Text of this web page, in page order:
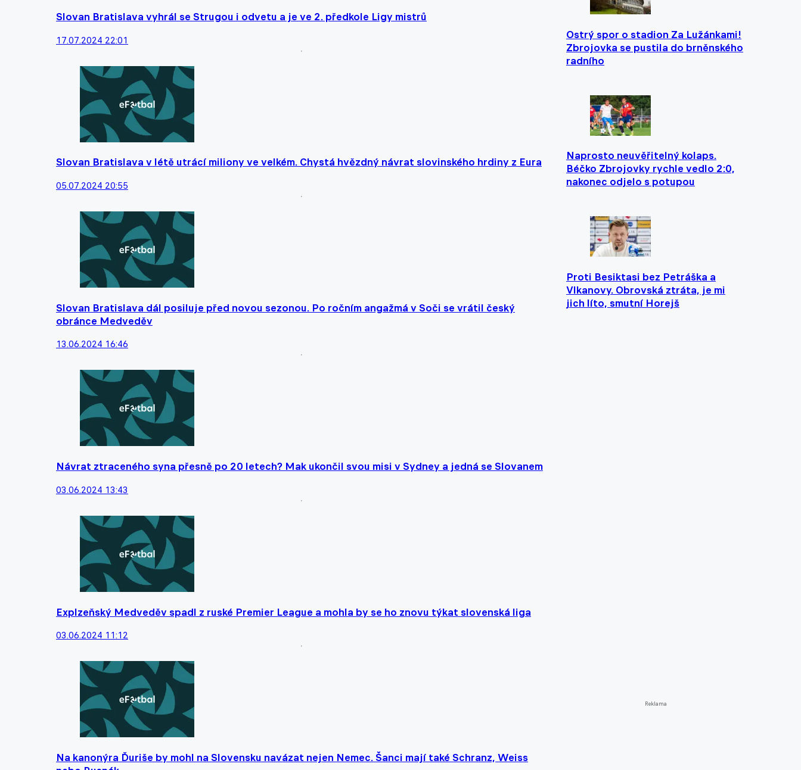
Slovan Bratislava vyhrál se Strugou i odvetu a je ve 2. předkole Ligy mistrů
17.07.2024 22:01
Slovan Bratislava v létě utrácí miliony ve velkém. Chystá hvězdný návrat slovinského hrdiny z Eura
05.07.2024 20:55
Slovan Bratislava dál posiluje před novou sezonou. Po ročním angažmá v Soči se vrátil český
obránce Medveděv
13.06.2024 16:46
Návrat ztraceného syna přesně po 20 letech? Mak ukončil svou misi v Sydney a jedná se Slovanem
03.06.2024 13:43
Explzeňský Medveděv spadl z ruské Premier League a mohla by se ho znovu týkat slovenská liga
03.06.2024 11:12
Na kanonýra Ďuriše by mohl na Slovensku navázat nejen Nemec. Šanci mají také Schranz, Weiss
Ostrý spor o stadion Za Lužánkami!
Zbrojovka se pustila do brněnského
radního
Naprosto neuvěřitelný kolaps.
Béčko Zbrojovky rychle vedlo 2:0,
nakonec odjelo s potupou
Proti Besiktasi bez Petráška a
Vlkanovy. Obrovská ztráta, je mi
jich líto, smutní Horejš
Reklama